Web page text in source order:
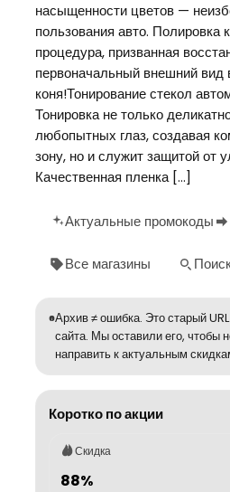
насыщенности цветов —
пользования авто.
процедура, призванная
первоначальный внешний вид
коня!Тонирование стекол
Тонировка не только
любопытных глаз, создавая
зону, но и служит защитой от
Качественная пленка […]
Актуальные промокоды
Все магазины
Архив ≠ ошибка. Это старый
сайта. Мы оставили его, чтобы
направить к актуальным
Коротко по акции
Скидка
88%